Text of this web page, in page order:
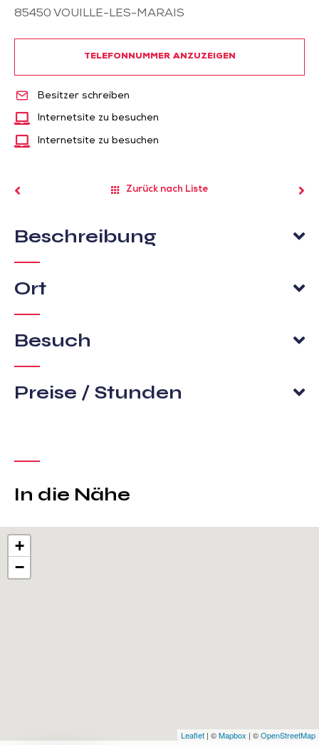
85450 VOUILLE-LES-MARAIS
TELEFONNUMMER ANZUZEIGEN
Besitzer schreiben
Internetsite zu besuchen
Internetsite zu besuchen
Zurück nach Liste
Beschreibung
Ort
Besuch
Preise / Stunden
In die Nähe
+
−
Leaflet | ©Mapbox | ©OpenStreetMap